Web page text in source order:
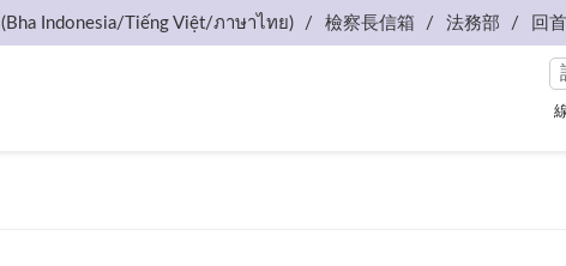
Indonesia/Tiếng Việt/ภาษาไทย) 檢察長信箱 法務部 回